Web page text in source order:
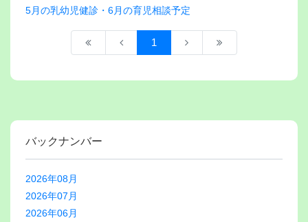
5月の乳幼児健診・6月の育児相談予定
1
バックナンバー
2026年08月
2026年07月
2026年06月